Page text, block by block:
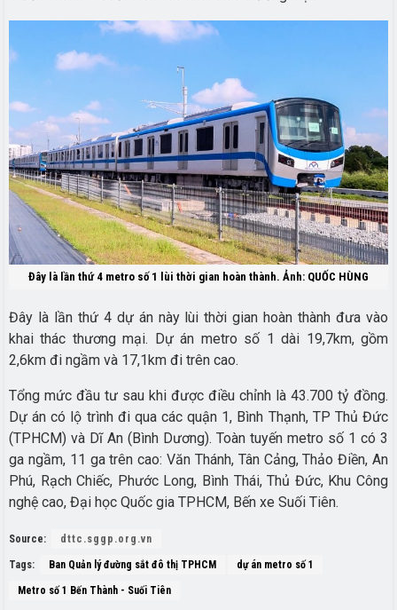
Đây là lần thứ 4 metro số 1 lùi thời gian hoàn thành. Ảnh: QUỐC HÙNG
Đây là lần thứ 4 dự án này lùi thời gian hoàn thành đưa vào
khai thác thương mại. Dự án metro số 1 dài 19,7km, gồm
2,6km đi ngầm và 17,1km đi trên cao.
Tổng mức đầu tư sau khi được điều chỉnh là 43.700 tỷ đồng.
Dự án có lộ trình đi qua các quận 1, Bình Thạnh, TP Thủ Đức
(TPHCM) và Dĩ An (Bình Dương). Toàn tuyến metro số 1 có 3
ga ngầm, 11 ga trên cao: Văn Thánh, Tân Cảng, Thảo Điền, An
Phú, Rạch Chiếc, Phước Long, Bình Thái, Thủ Đức, Khu Công
nghệ cao, Đại học Quốc gia TPHCM, Bến xe Suối Tiên.
Source: dttc.sggp.org.vn
Tags: Ban Quản lý đường sắt đô thị TPHCM dự án metro số 1
Metro số 1 Bến Thành - Suối Tiên